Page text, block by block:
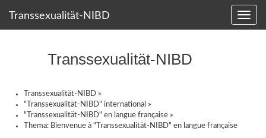
Transsexualität-NIBD
Transsexualität-NIBD
Transsexualität-NIBD »
"Transsexualität-NIBD" international »
"Transsexualität-NIBD" en langue française »
Thema: Bienvenue à "Transsexualität-NIBD" en langue française